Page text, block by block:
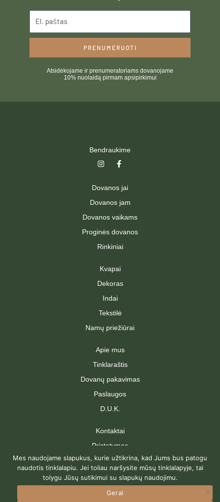
PRENUMERUOTI
Atsidėkojame ir prenumeratoriams dovanojame
10% nuolaidą pirmam apsipirkimui
Bendraukime
n
a
r
m
F
a
b
o
-
Dovanos jai
Dovanos jam
Dovanos vaikams
Proginės dovanos
Rinkiniai
Kvapai
Dekoras
Indai
Tekstilė
Namų priežiūrai
Apie mus
Tinklaraštis
Dovanų pakavimas
Paslaugos
D.U.K.
Kontaktai
Pristatymas
Grąžinimas
Pirkimo taisyklės
Privatumo politika
Mes naudojame slapukus, kurie užtikrina, kad Jums bus patogu
naudotis tinklalapiu. Jei toliau naršysite mūsų tinklalapyje, tai
tolygu Jūsų sutikimui su slapukų naudojimu.
Gerai